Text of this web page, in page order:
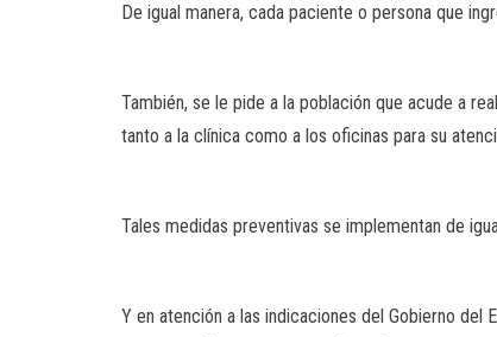
De igual manera, cada paciente o persona que
También, se le pide a la población que acude a
tanto a la clínica como a los oficinas para su
Tales medidas preventivas se implementan de
Y en atención a las indicaciones del Gobierno del